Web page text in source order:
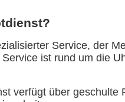
Service, der
ist rund um die
verfügt über